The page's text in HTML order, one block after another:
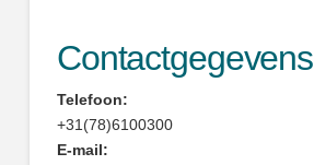
Contactgegevens
Telefoon:
+31(78)6100300
E-mail: